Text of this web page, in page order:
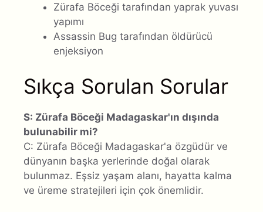
Zürafa Böceği tarafından yaprak yuvası
yapımı
Assassin Bug tarafından öldürücü
enjeksiyon
Sıkça Sorulan Sorular
S: Zürafa Böceği Madagaskar'ın dışında
bulunabilir mi?
C: Zürafa Böceği Madagaskar'a özgüdür ve
dünyanın başka yerlerinde doğal olarak
bulunmaz. Eşsiz yaşam alanı, hayatta kalma
ve üreme stratejileri için çok önemlidir.